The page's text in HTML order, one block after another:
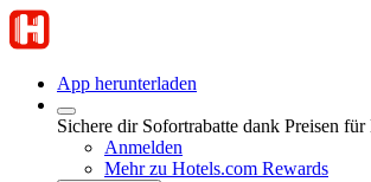
App herunterladen
Sichere dir Sofortrabatte dank Preisen
Anmelden
Mehr zu Hotels.com Rewards